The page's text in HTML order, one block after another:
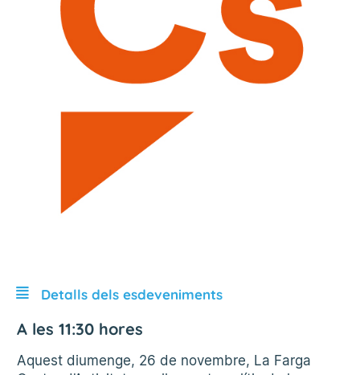
Detalls dels esdeveniments
A les 11:30 hores
Aquest diumenge, 26 de novembre, La Farga